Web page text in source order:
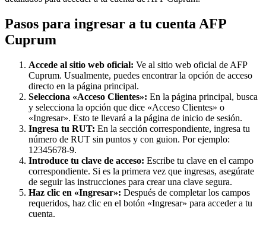
Pasos para ingresar a tu cuenta AFP
Cuprum
Accede al sitio web oficial: Ve al sitio web oficial de AFP
Cuprum. Usualmente, puedes encontrar la opción de acceso
directo en la página principal.
Selecciona «Acceso Clientes»: En la página principal, busca
y selecciona la opción que dice «Acceso Clientes» o
«Ingresar». Esto te llevará a la página de inicio de sesión.
Ingresa tu RUT: En la sección correspondiente, ingresa tu
número de RUT sin puntos y con guion. Por ejemplo:
12345678-9.
Introduce tu clave de acceso: Escribe tu clave en el campo
correspondiente. Si es la primera vez que ingresas, asegúrate
de seguir las instrucciones para crear una clave segura.
Haz clic en «Ingresar»: Después de completar los campos
requeridos, haz clic en el botón «Ingresar» para acceder a tu
cuenta.